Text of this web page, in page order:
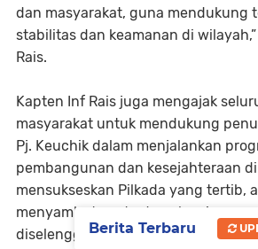
dan masyarakat, guna mendukung
stabilitas dan keamanan di
Rais.
Kapten Inf Rais juga mengajak
masyarakat untuk mendukung
Pj. Keuchik dalam menjalankan
pembangunan dan kesejahteraan
mensukseskan Pilkada yang tertib,
menyambut pesta demokrasi yang
diselenggarakan pada 27 November
Berita Terbaru